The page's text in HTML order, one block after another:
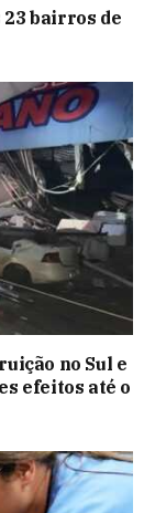
23 bairros de
no Sul e
efeitos até o